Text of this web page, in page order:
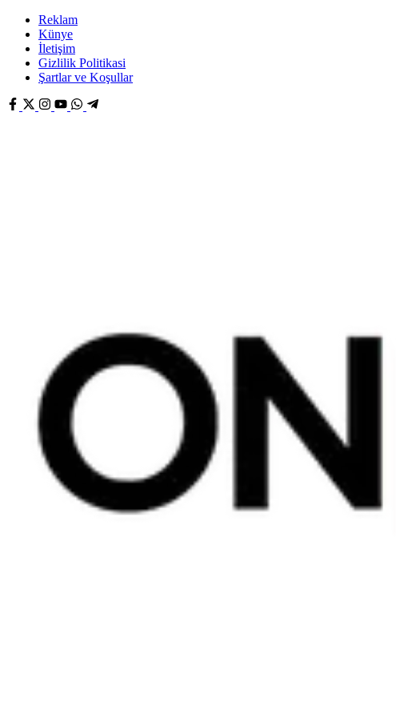
Reklam
Künye
İletişim
Gizlilik Politikasi
Şartlar ve Koşullar